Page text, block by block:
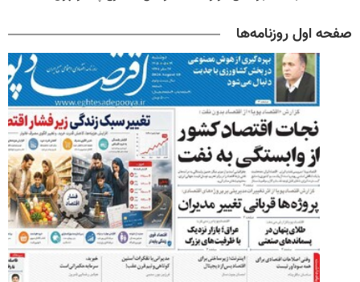
صفحه اول روزنامه‌ها